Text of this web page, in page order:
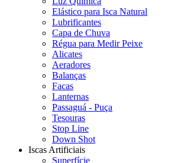
Elástico para Isca Natural
Lubrificantes
Capa de Chuva
Régua para Medir Peixe
Alicates
Aeradores
Balanças
Facas
Lanternas
Passaguá - Puça
Tesouras
Stop Line
Down Shot
Iscas Artificiais
Superfície